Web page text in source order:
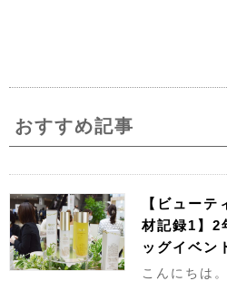
おすすめ記事
【ビュー
材記録1】2
ッグイベン
こんにちは